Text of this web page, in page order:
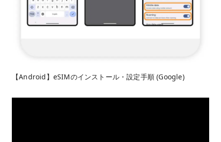
【Android】eSIMのインストール・設定手順 (Google)